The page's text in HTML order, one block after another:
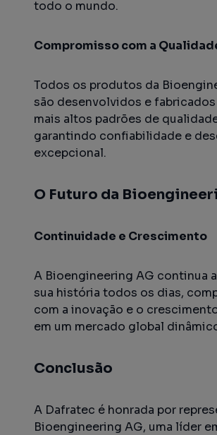
todo o mundo.
Compromisso com a
Todos os produtos da
são desenvolvidos e
mais altos padrões de
garantindo confiabilidade e
excepcional.
O Futuro da
Continuidade e Crescimento
A Bioengineering AG continua
sua história todos os dias,
com a inovação e o
em um mercado global
Conclusão
A Dafratec é honrada por
Bioengineering AG, uma líder